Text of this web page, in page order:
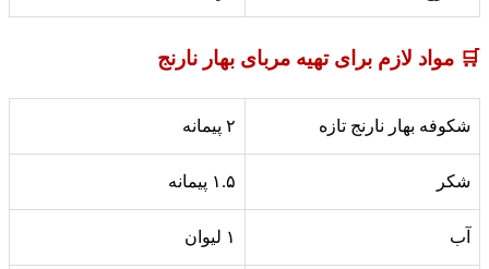
🛒 مواد لازم برای تهیه مربای بهار نارنج
شکوفه بهار نارنج تازه ۲ پیمانه
شکر ۱.۵ پیمانه
آب ۱ لیوان